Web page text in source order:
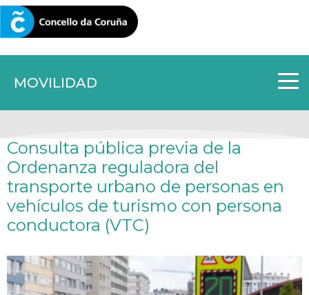
MOVILIDAD
CORUNA.GAL
Consulta pública previa de la
Ordenanza reguladora del
transporte urbano de personas en
vehículos de turismo con persona
conductora (VTC)